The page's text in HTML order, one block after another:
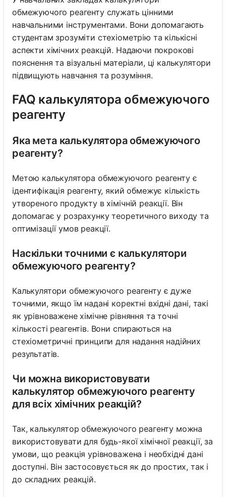
обмежуючого реагенту служать цінними
навчальними інструментами. Вони допомагають
студентам зрозуміти стехіометрію та кількісні
аспекти хімічних реакцій. Надаючи покрокові
пояснення та візуальні матеріали, ці калькулятори
підвищують навчання та розуміння.
FAQ калькулятора обмежуючого
реагенту
Яка мета калькулятора обмежуючого
реагенту?
Метою калькулятора обмежуючого реагенту є
ідентифікація реагенту, який обмежує кількість
утвореного продукту в хімічній реакції. Він
допомагає у розрахунку теоретичного виходу та
оптимізації умов реакції.
Наскільки точними є калькулятори
обмежуючого реагенту?
Калькулятори обмежуючого реагенту є дуже
точними, якщо їм надані коректні вхідні дані, такі
як урівноважене хімічне рівняння та точні
кількості реагентів. Вони спираються на
стехіометричні принципи для надання надійних
результатів.
Чи можна використовувати
калькулятор обмежуючого реагенту
для всіх хімічних реакцій?
Так, калькулятор обмежуючого реагенту можна
використовувати для будь-якої хімічної реакції, за
умови, що реакція урівноважена і необхідні дані
доступні. Він застосовується як до простих, так і
до складних реакцій.